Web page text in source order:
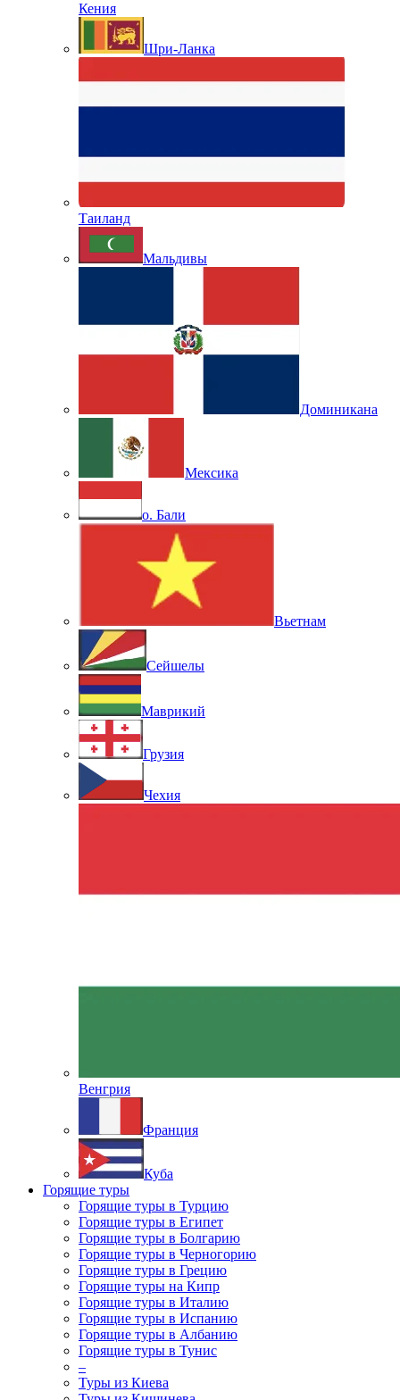
Кения
Шри-Ланка
Таиланд
Мальдивы
Доминикана
Мексика
о. Бали
Вьетнам
Сейшелы
Маврикий
Грузия
Чехия
Венгрия
Франция
Куба
Горящие туры
Горящие туры в Турцию
Горящие туры в Египет
Горящие туры в Болгарию
Горящие туры в Черногорию
Горящие туры в Грецию
Горящие туры на Кипр
Горящие туры в Италию
Горящие туры в Испанию
Горящие туры в Албанию
Горящие туры в Тунис
–
Туры из Киева